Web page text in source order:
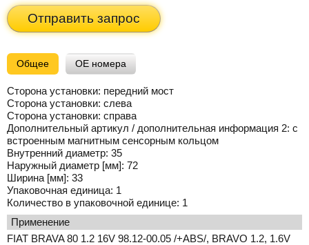
Отправить запрос
Общее OE номера
Сторона установки: передний мост
Сторона установки: слева
Сторона установки: справа
Дополнительный артикул / дополнительная информация 2: с
встроенным магнитным сенсорным кольцом
Внутренний диаметр: 35
Наружный диаметр [мм]: 72
Ширина [мм]: 33
Упаковочная единица: 1
Количество в упаковочной единице: 1
применение
FIAT BRAVA 80 1.2 16V 98.12-00.05 /+ABS/, BRAVO 1.2, 1.6V